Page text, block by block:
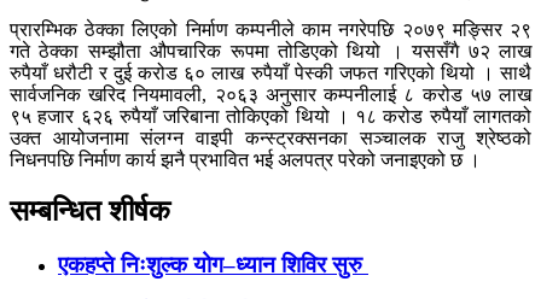
प्रारम्भिक ठेक्का लिएको निर्माण कम्पनीले काम नगरेपछि २०७९ मङ्सिर २९
गते ठेक्का सम्झौता औपचारिक रूपमा तोडिएको थियो । यससँगै ७२ लाख
रुपैयाँ धरौटी र दुई करोड ६० लाख रुपैयाँ पेस्की जफत गरिएको थियो । साथै
सार्वजनिक खरिद नियमावली, २०६३ अनुसार कम्पनीलाई ८ करोड ५७ लाख
९५ हजार ६२६ रुपैयाँ जरिबाना तोकिएको थियो । १८ करोड रुपैयाँ लागतको
उक्त आयोजनामा संलग्न वाइपी कन्स्ट्रक्सनका सञ्चालक राजु श्रेष्ठको
निधनपछि निर्माण कार्य झनै प्रभावित भई अलपत्र परेको जनाइएको छ ।
सम्बन्धित शीर्षक
एकहप्ते निःशुल्क योग–ध्यान शिविर सुरु